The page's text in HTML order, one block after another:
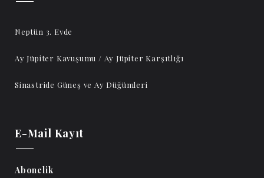
Neptün 3. Evde
Ay Jüpiter Kavuşumu / Ay Jüpiter Karşıtlığı
Sinastride Güneş ve Ay Düğümleri
E-Mail Kayıt
Abonelik